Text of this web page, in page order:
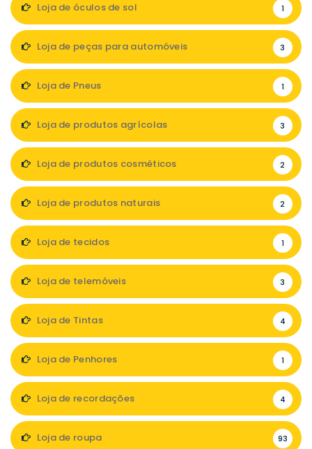
Loja de óculos de sol 1
Loja de peças para automóveis 3
Loja de Pneus 1
Loja de produtos agrícolas 3
Loja de produtos cosméticos 2
Loja de produtos naturais 2
Loja de tecidos 1
Loja de telemóveis 3
Loja de Tintas 4
Loja de Penhores 1
Loja de recordações 4
Loja de roupa 93